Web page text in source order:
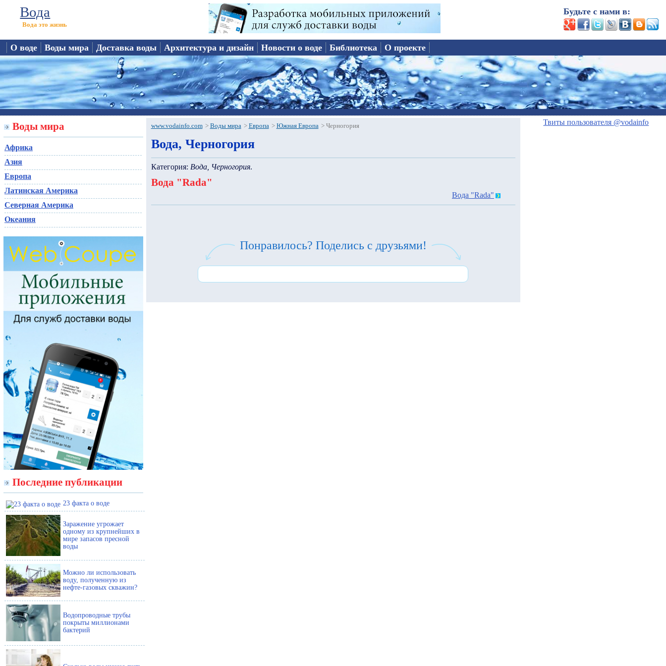
Вода
Вода это жизнь
Будьте с нами в:
О воде Воды мира Доставка воды Архитектура и дизайн Новости о воде Библиотека О проекте
Воды мира
Африка
Азия
Европа
Латинская Америка
Северная Америка
Океания
Последние публикации
23 факта о воде
Заражение угрожает
одному из крупнейших в
мире запасов пресной
воды
Можно ли использовать
воду, полученную из
нефте-газовых скважин?
Водопроводные трубы
покрыты миллионами
бактерий
www.vodainfo.com > Воды мира > Европа > Южная Европа > Черногория
Вода, Черногория
Категория: Вода, Черногория.
Вода "Rada"
Вода "Rada"
Понравилось? Поделись с друзьями!
Твиты пользователя @vodainfo